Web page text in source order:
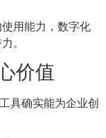
用能力，数字化
。
价值
具确实能为企业创